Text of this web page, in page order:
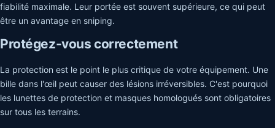
fiabilité maximale. Leur portée est souvent supérieure, ce qui peut
être un avantage en sniping.
Protégez-vous correctement
La protection est le point le plus critique de votre équipement. Une
bille dans l'œil peut causer des lésions irréversibles. C'est pourquoi
les lunettes de protection et masques homologués sont obligatoires
sur tous les terrains.